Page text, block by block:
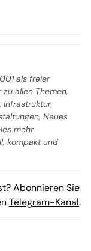
als freier
allen Themen,
Infrastruktur,
Neues
mehr
kompakt und
Abonnieren Sie
Telegram-Kanal.